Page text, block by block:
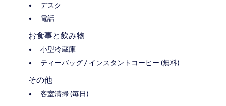
デスク
電話
お食事と飲み物
小型冷蔵庫
ティーバッグ / インスタントコーヒー (無料)
その他
客室清掃 (毎日)